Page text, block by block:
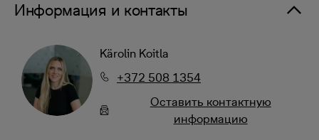
Информация и контакты
Kärolin Koitla
+372 508 1354
Oставить контактную
информацию